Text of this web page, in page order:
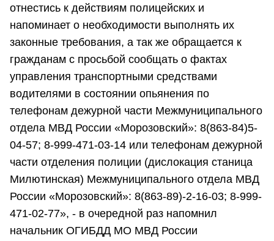
отнестись к действиям полицейских и
напоминает о необходимости выполнять их
законные требования, а так же обращается к
гражданам с просьбой сообщать о фактах
управления транспортными средствами
водителями в состоянии опьянения по
телефонам дежурной части Межмуниципального
отдела МВД России «Морозовский»: 8(863-84)5-
04-57; 8-999-471-03-14 или телефонам дежурной
части отделения полиции (дислокация станица
Милютинская) Межмуниципального отдела МВД
России «Морозовский»: 8(863-89)-2-16-03; 8-999-
471-02-77», - в очередной раз напомнил
начальник ОГИБДД МО МВД России